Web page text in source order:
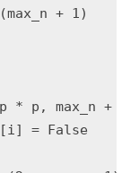
(max_n + 1)
p * p , max_n +
[i] =
False